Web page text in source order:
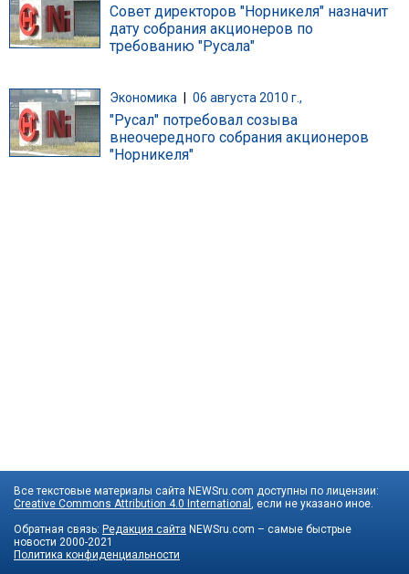
Совет директоров "Норникеля" назначит
дату собрания акционеров по
требованию "Русала"
Экономика 06 августа 2010 г.,
"Русал" потребовал созыва
внеочередного собрания акционеров
"Норникеля"
Все текстовые материалы сайта NEWSru.com доступны по лицензии:
Creative Commons Attribution 4.0 International , если не указано иное.
Обратная связь: Редакция сайта NEWSru.com – самые быстрые
новости 2000-2021
Политика конфиденциальности